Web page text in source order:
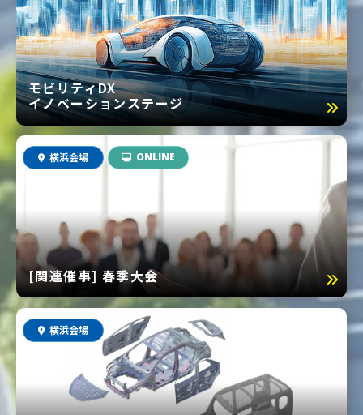
モビリティDX
イノベーションステージ
[関連催事] 春季大会
横浜会場 ONLINE
横浜会場